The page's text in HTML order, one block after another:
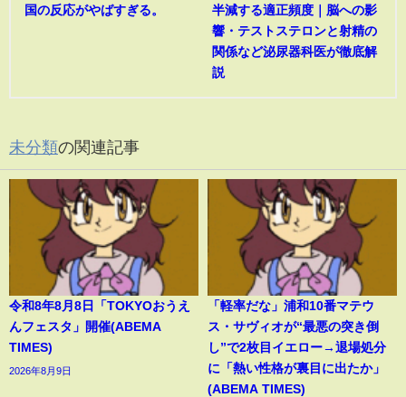
国の反応がやばすぎる。
半減する適正頻度｜脳への影
響・テストステロンと射精の
関係など泌尿器科医が徹底解
説
未分類の関連記事
令和8年8月8日「TOKYOおうえ
んフェスタ」開催(ABEMA
TIMES)
2026年8月9日
「軽率だな」浦和10番マテウ
ス・サヴィオが“最悪の突き倒
し”で2枚目イエロー→退場処分
に「熱い性格が裏目に出たか」
(ABEMA TIMES)